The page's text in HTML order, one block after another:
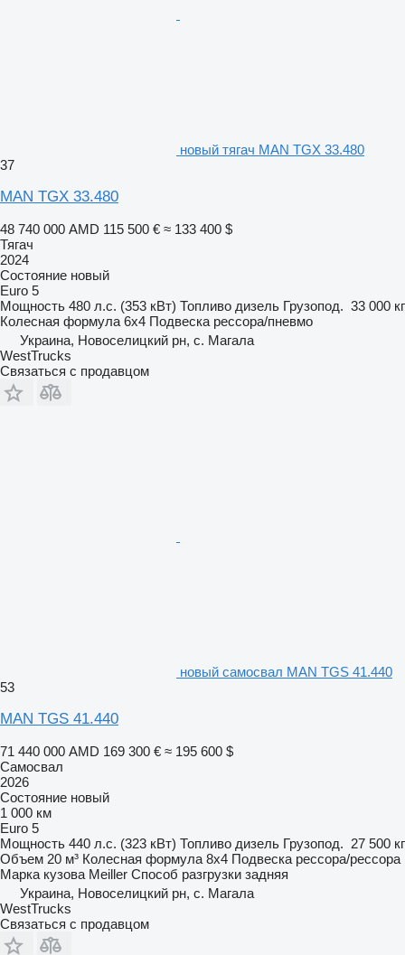
новый тягач MAN TGX 33.480
37
MAN TGX 33.480
48 740 000 AMD 115 500 € ≈ 133 400 $
Тягач
2024
Состояние новый
Euro 5
Мощность 480 л.с. (353 кВт) Топливо дизель Грузопод. 33 000 кг
Колесная формула 6x4 Подвеска рессора/пневмо
Украина, Новоселицкий рн, с. Магала
WestTrucks
Связаться с продавцом
новый самосвал MAN TGS 41.440
53
MAN TGS 41.440
71 440 000 AMD 169 300 € ≈ 195 600 $
Самосвал
2026
Состояние новый
1 000 км
Euro 5
Мощность 440 л.с. (323 кВт) Топливо дизель Грузопод. 27 500 кг
Объем 20 м³ Колесная формула 8x4 Подвеска рессора/рессора
Марка кузова Meiller Способ разгрузки задняя
Украина, Новоселицкий рн, с. Магала
WestTrucks
Связаться с продавцом